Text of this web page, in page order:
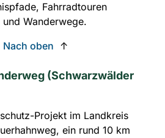
Fahrradtouren
Wanderwege.
Nach oben ↑
(Schwarzwälder
Projekt im Landkreis
ein rund 10 km